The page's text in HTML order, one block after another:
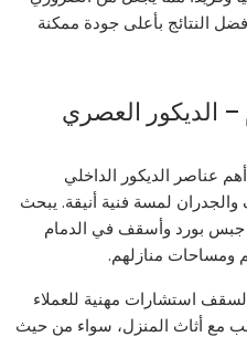
النتائج بأعلى جودة ممكنة
الديكور العصري
عناصر الديكور الداخلي
لمسة فنية أنيقة. يبحث
جبس بورد وأسقف في الدمام
ومساحات منازلهم.
استشارات مهنية للعملاء
مع أثاث المنزل، سواء من حيث